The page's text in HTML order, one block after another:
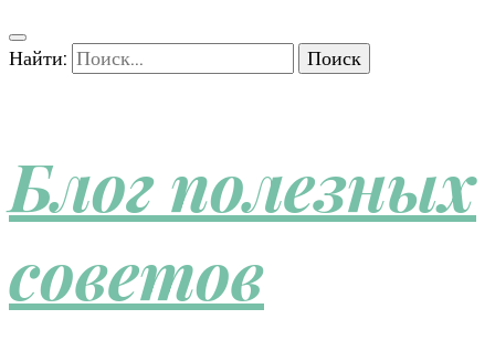
Найти:
Блог полезных
советов